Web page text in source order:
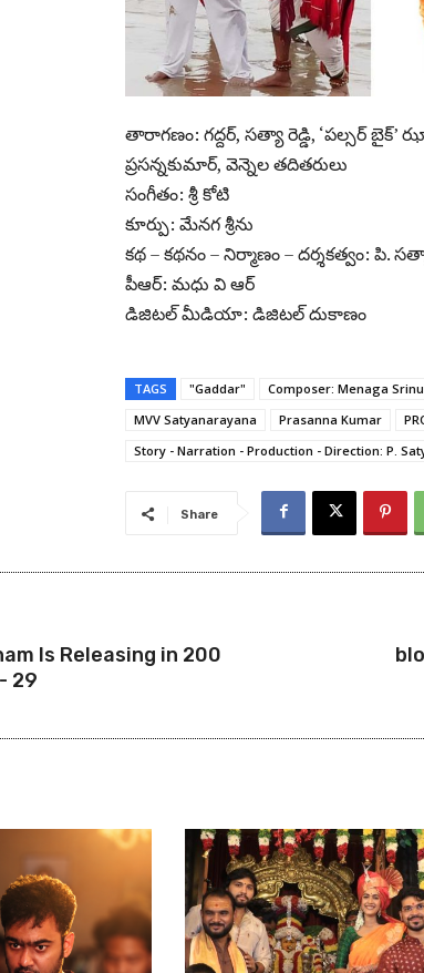
తారాగణం: గద్దర్, సత్యా రెడ్డి, ‘పల్సర్
ప్రసన్నకుమార్, వెన్నెల తదితరులు
సంగీతం: శ్రీ కోటి
కూర్పు: మేనగ శ్రీను
కథ – కథనం – నిర్మాణం – దర్శకత్వం: పి.
పీఆర్: మధు వి ఆర్
డిజిటల్ మీడియా: డిజిటల్ దుకాణం
TAGS "Gaddar" Composer: Menaga Srinu
MVV Satyanarayana
Prasanna Kumar
Story - Narration - Production - Direction: P.
Share
Is Releasing in 200
29